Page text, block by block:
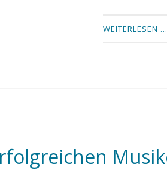
WEITERLESEN …